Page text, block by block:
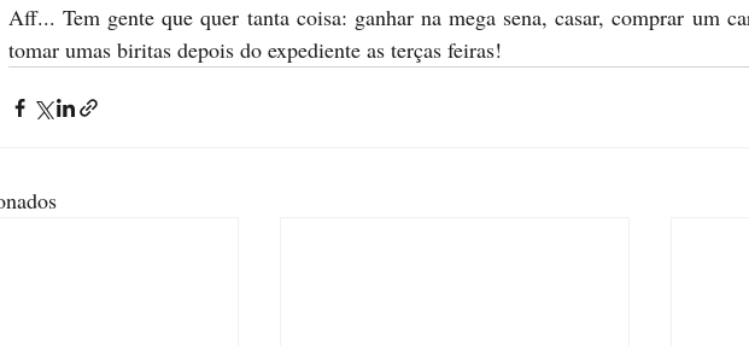
Aff... Tem gente que quer tanta coisa: ganhar na mega sena, casar, comprar um
tomar umas biritas depois do expediente as terças feiras!